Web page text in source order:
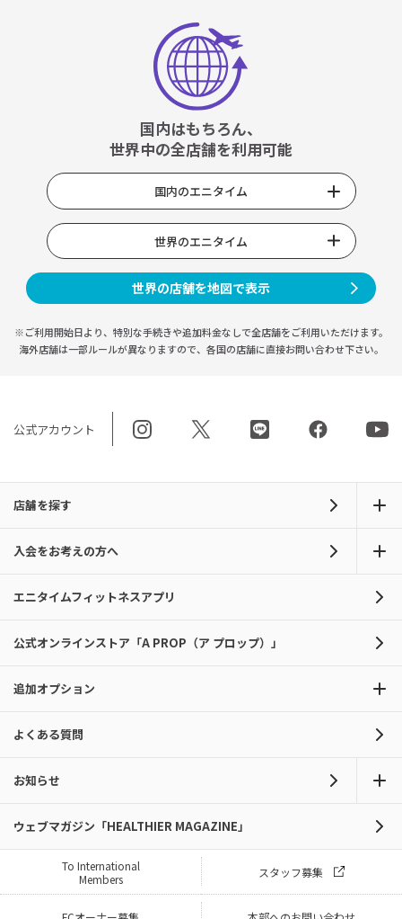
国内はもちろん、
世界中の全店舗を利用可能
国内のエニタイム
世界のエニタイム
世界の店舗を地図で表示
※ご利用開始日より、特別な手続きや追加料金なしで全店舗をご利用いただけます。
海外店舗は一部ルールが異なりますので、 各国の店舗に直接お問い合わせ下さい。
公式アカウント
店舗を探す
入会をお考えの方へ
エニタイムフィットネスアプリ
公式オンラインストア「A PROP（ア プロップ）」
追加オプション
よくある質問
お知らせ
ウェブマガジン「HEALTHIER MAGAZINE」
To International
Members
スタッフ募集